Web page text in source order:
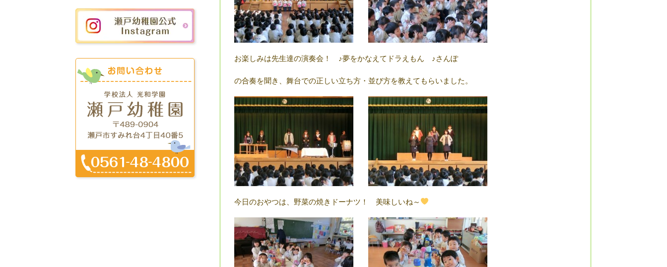
お楽しみは先生達の演奏会！ ♪夢をかなえてドラえもん ♪さんぽ
の合奏を聞き、舞台での正しい立ち方・並び方を教えてもらいました。
今日のおやつは、野菜の焼きドーナツ！ 美味しいね～